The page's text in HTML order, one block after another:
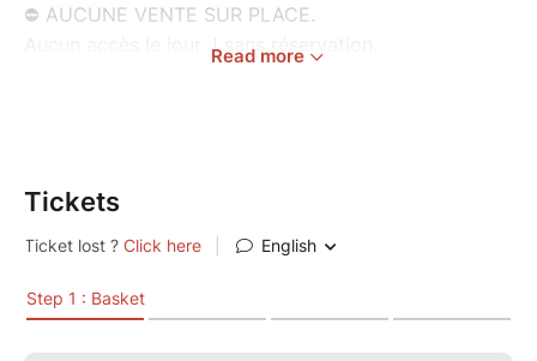
⛔ AUCUNE VENTE SUR PLACE.
Aucun accès le jour J sans réservation.
RÉSERVATION.
⚡ L’opération débute dès 19H.
Read more
Tickets